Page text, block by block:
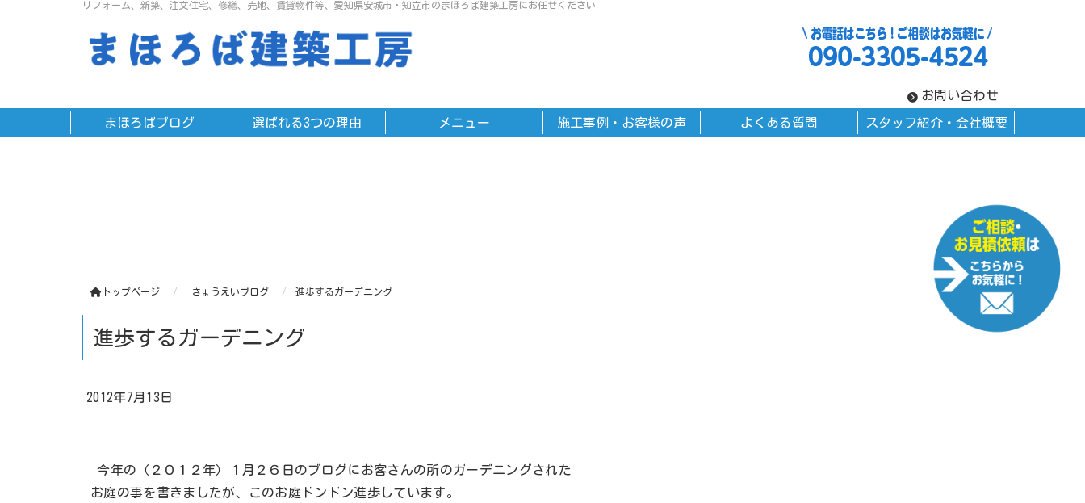
リフォーム、新築、注文住宅、修繕、売地、賃貸物件等、愛知県安城市・知立市のまほろば建築工房にお任せください
お問い合わせ
まほろばブログ 選ばれる3つの理由 メニュー 施工事例・お客様の声 よくある質問 スタッフ紹介・会社概要
トップページ きょうえいブログ 進歩するガーデニング
進歩するガーデニング
2012年7月13日
今年の（２０１２年）１月２６日のブログにお客さんの所のガーデニングされた
お庭の事を書きましたが、このお庭ドンドン進歩しています。